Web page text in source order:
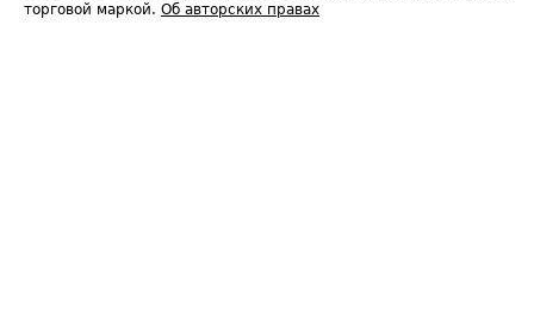
торговой маркой. Об авторских правах